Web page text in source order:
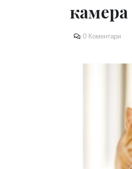
камера
0 Коментари